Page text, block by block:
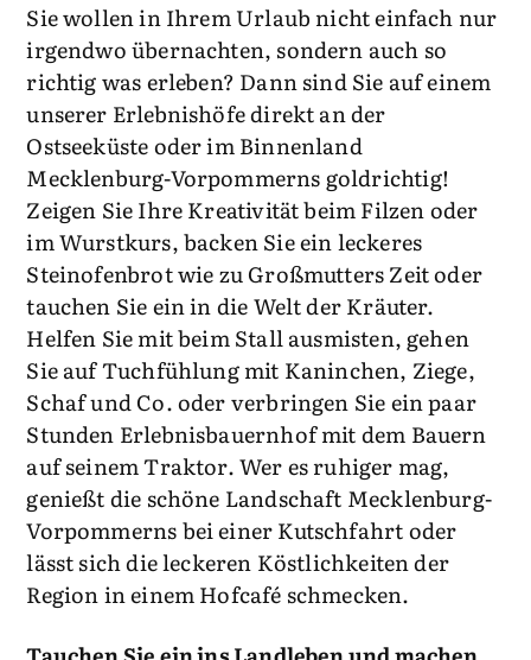
Sie wollen in Ihrem Urlaub nicht einfach nur
irgendwo übernachten, sondern auch so
richtig was erleben? Dann sind Sie auf einem
unserer Erlebnishöfe direkt an der
Ostseeküste oder im Binnenland
Mecklenburg-Vorpommerns goldrichtig!
Zeigen Sie Ihre Kreativität beim Filzen oder
im Wurstkurs, backen Sie ein leckeres
Steinofenbrot wie zu Großmutters Zeit oder
tauchen Sie ein in die Welt der Kräuter.
Helfen Sie mit beim Stall ausmisten, gehen
Sie auf Tuchfühlung mit Kaninchen, Ziege,
Schaf und Co. oder verbringen Sie ein paar
Stunden Erlebnisbauernhof mit dem Bauern
auf seinem Traktor. Wer es ruhiger mag,
genießt die schöne Landschaft Mecklenburg-
Vorpommerns bei einer Kutschfahrt oder
lässt sich die leckeren Köstlichkeiten der
Region in einem Hofcafé schmecken.